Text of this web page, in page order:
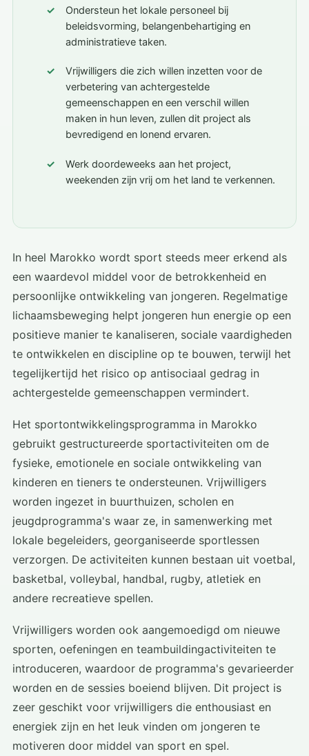
Ondersteun het lokale personeel bij
beleidsvorming, belangenbehartiging en
administratieve taken.
Vrijwilligers die zich willen inzetten voor de
verbetering van achtergestelde
gemeenschappen en een verschil willen
maken in hun leven, zullen dit project als
bevredigend en lonend ervaren.
Werk doordeweeks aan het project,
weekenden zijn vrij om het land te verkennen.
In heel Marokko wordt sport steeds meer erkend als
een waardevol middel voor de betrokkenheid en
persoonlijke ontwikkeling van jongeren. Regelmatige
lichaamsbeweging helpt jongeren hun energie op een
positieve manier te kanaliseren, sociale vaardigheden
te ontwikkelen en discipline op te bouwen, terwijl het
tegelijkertijd het risico op antisociaal gedrag in
achtergestelde gemeenschappen vermindert.
Het sportontwikkelingsprogramma in Marokko
gebruikt gestructureerde sportactiviteiten om de
fysieke, emotionele en sociale ontwikkeling van
kinderen en tieners te ondersteunen. Vrijwilligers
worden ingezet in buurthuizen, scholen en
jeugdprogramma's waar ze, in samenwerking met
lokale begeleiders, georganiseerde sportlessen
verzorgen. De activiteiten kunnen bestaan uit voetbal,
basketbal, volleybal, handbal, rugby, atletiek en
andere recreatieve spellen.
Vrijwilligers worden ook aangemoedigd om nieuwe
sporten, oefeningen en teambuildingactiviteiten te
introduceren, waardoor de programma's gevarieerder
worden en de sessies boeiend blijven. Dit project is
zeer geschikt voor vrijwilligers die enthousiast en
energiek zijn en het leuk vinden om jongeren te
motiveren door middel van sport en spel.